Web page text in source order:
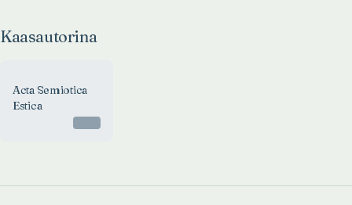
Kaasautorina
Acta Semiotica
Estica